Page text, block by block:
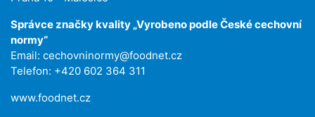
Správce značky kvality „Vyrobeno podle České cechovní
normy“
Email: cechovninormy@foodnet.cz
Telefon: +420 602 364 311
www.foodnet.cz